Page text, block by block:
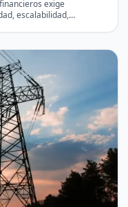
exige
escalabilidad,